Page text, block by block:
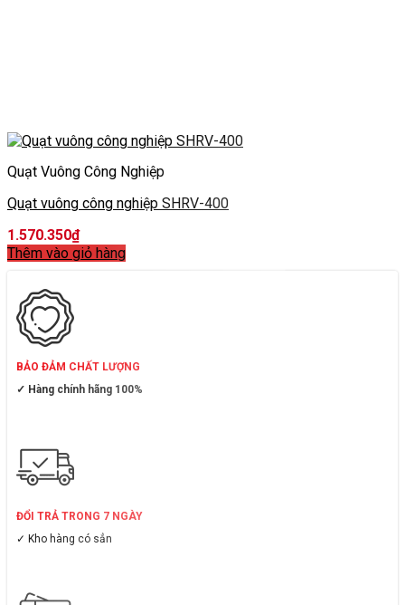
Quạt Vuông Công Nghiệp
Quạt vuông công nghiệp SHRV-400
1.570.350₫
Thêm vào giỏ hàng
BẢO ĐẢM CHẤT LƯỢNG
✓ Hàng chính hãng 100%
ĐỔI TRẢ TRONG 7 NGÀY
✓ Kho hàng có sẳn